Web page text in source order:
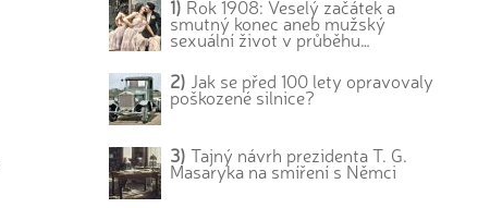
1) Rok 1908: Veselý začátek a
smutný konec aneb mužský
sexuální život v průběhu…
2) Jak se před 100 lety opravovaly
poškozené silnice?
3) Tajný návrh prezidenta T. G.
Masaryka na smíření s Němci